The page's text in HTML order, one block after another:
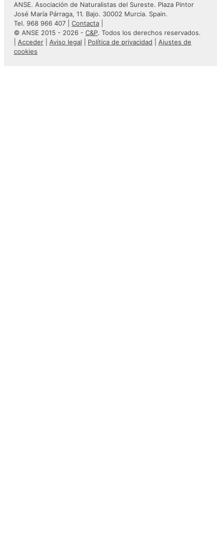
ANSE. Asociación de Naturalistas del Sureste. Plaza Pintor
José María Párraga, 11. Bajo. 30002 Murcia. Spain.
Tel. 968 966 407 | Contacta
© ANSE 2015 - 2026 - C&P. Todos los derechos reservados.
Acceder Aviso legal Política de privacidad
Ajustes de
cookies